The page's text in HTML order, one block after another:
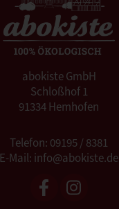
abokiste GmbH
Schloßhof 1
91334 Hemhofen
Telefon: 09195 / 8381
E-Mail: info@abokiste.de